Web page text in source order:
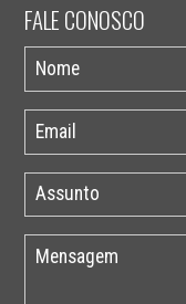
FALE CONOSCO